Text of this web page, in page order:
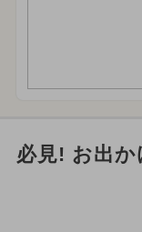
必見! お出